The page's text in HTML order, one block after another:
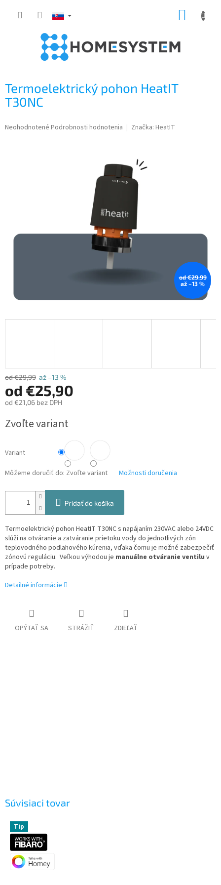
Termoelektrický pohon HeatIT
T30NC
Priemerné
Neohodnotené Podrobnosti hodnotenia Značka: HeatIT
od €29,99
až –13 %
od €29,99 až –13 %
od €25,90
od €21,06 bez DPH
cena:
Zvoľte variant
Variant
Môžeme doručiť do: Zvoľte variant Možnosti doručenia
Pridať do košíka
Termoelektrický pohon HeatIT T30NC s napájaním 230VAC alebo 24VDC
slúži na otváranie a zatváranie prietoku vody do jednotlivých zón
teplovodného podlahového kúrenia, vďaka čomu je možné zabezpečiť
zónovú reguláciu. Veľkou výhodou je manuálne otváranie ventilu v
prípade potreby.
Detailné informácie
OPÝTAŤ SA STRÁŽIŤ ZDIEĽAŤ
Súvisiaci tovar
Tip